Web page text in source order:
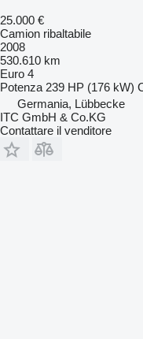
25.000 €
Camion ribaltabile
2008
530.610 km
Euro 4
Potenza 239 HP (176 kW)
Germania, Lübbecke
ITC GmbH & Co.KG
Contattare il venditore